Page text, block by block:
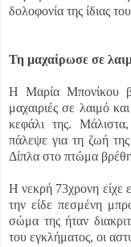
δολοφονία της ίδιας
Τη μαχαίρωσε σε
Η Μαρία Μπονίκου
μαχαιριές σε λαιμό
κεφάλι της.
πάλεψε για τη ζωή
Δίπλα στο πτώμα
Η νεκρή 73χρονη είχε
την είδε πεσμένη
σώμα της ήταν
του εγκλήματος, οι